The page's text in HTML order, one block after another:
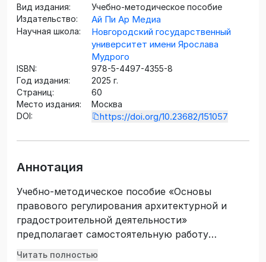
Вид издания:
Учебно-методическое пособие
Издательство:
Ай Пи Ар Медиа
Научная школа:
Новгородский государственный
университет имени Ярослава
Мудрого
ISBN:
978-5-4497-4355-8
Год издания:
2025 г.
Страниц:
60
Место издания:
Москва
DOI:
https://doi.org/10.23682/151057
Аннотация
Учебно-методическое пособие «Основы
правового регулирования архитектурной и
градостроительной деятельности»
предполагает самостоятельную работу
обучающихся в форме практических занятий,
Читать полностью